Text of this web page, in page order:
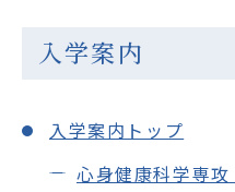
入学案内
入学案内トップ
心身健康科学専